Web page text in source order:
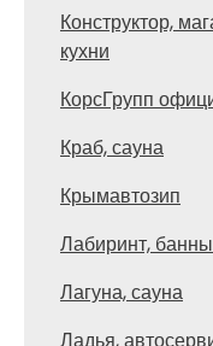
Конструктор,
кухни
КорсГрупп
Краб, сауна
Крымавтозип
Лабиринт,
Лагуна, сауна
Ладья,